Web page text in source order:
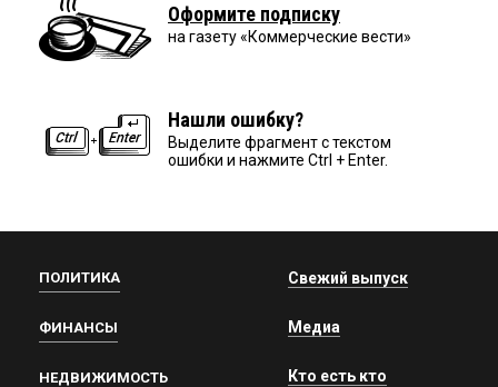
Оформите подписку
на газету «Коммерческие вести»
Нашли ошибку?
Выделите фрагмент с текстом
ошибки и нажмите Ctrl + Enter.
ПОЛИТИКА
ФИНАНСЫ
НЕДВИЖИМОСТЬ
Свежий выпуск
Медиа
Кто есть кто